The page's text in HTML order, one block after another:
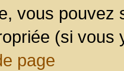
vous pouvez
(si vous
page